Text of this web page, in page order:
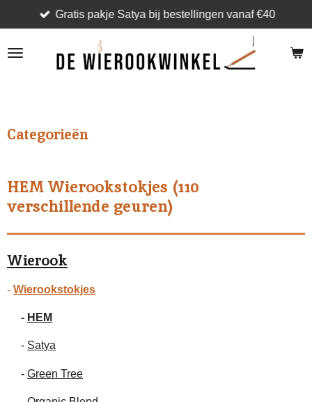
direct
naar
Gratis pakje Satya bij bestellingen vanaf €40
Categorieën
HEM Wierookstokjes (110
verschillende geuren)
Wierook
- Wierookstokjes
- HEM
- Satya
- Green Tree